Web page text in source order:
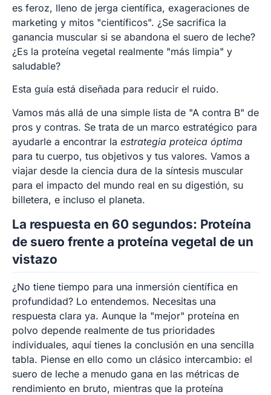
es feroz, lleno de jerga científica, exageraciones de
marketing y mitos "científicos". ¿Se sacrifica la
ganancia muscular si se abandona el suero de leche?
¿Es la proteína vegetal realmente "más limpia" y
saludable?
Esta guía está diseñada para reducir el ruido.
Vamos más allá de una simple lista de "A contra B" de
pros y contras. Se trata de un marco estratégico para
ayudarle a encontrar la estrategia proteica óptima
para tu cuerpo, tus objetivos y tus valores. Vamos a
viajar desde la ciencia dura de la síntesis muscular
para el impacto del mundo real en su digestión, su
billetera, e incluso el planeta.
La respuesta en 60 segundos: Proteína
de suero frente a proteína vegetal de un
vistazo
¿No tiene tiempo para una inmersión científica en
profundidad? Lo entendemos. Necesitas una
respuesta clara ya. Aunque la "mejor" proteína en
polvo depende realmente de tus prioridades
individuales, aquí tienes la conclusión en una sencilla
tabla. Piense en ello como un clásico intercambio: el
suero de leche a menudo gana en las métricas de
rendimiento en bruto, mientras que la proteína